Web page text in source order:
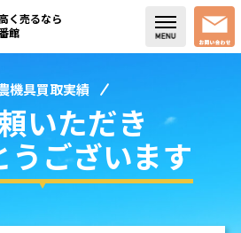
フブログ
く売るなら
館
機具買取実績
いただき
うございます